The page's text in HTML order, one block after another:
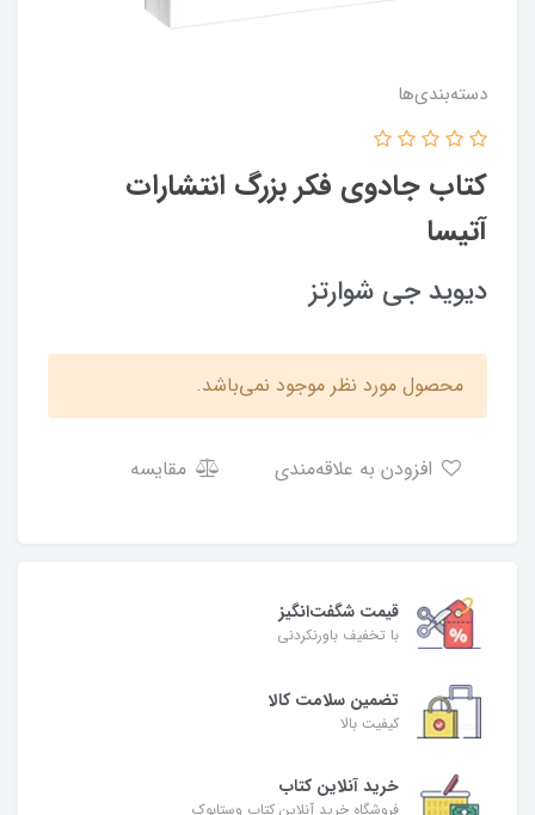
دسته‌بندی‌ها
کتاب جادوی فکر بزرگ انتشارات
آتیسا
دیوید جی شوارتز
محصول مورد نظر موجود نمی‌باشد.
مقایسه
قیمت شگفت‌انگیز
با تخفیف باورنکردنی
تضمین سلامت کالا
کیفیت بالا
خرید آنلاین کتاب
فروشگاه خرید آنلاین کتاب وستابوک